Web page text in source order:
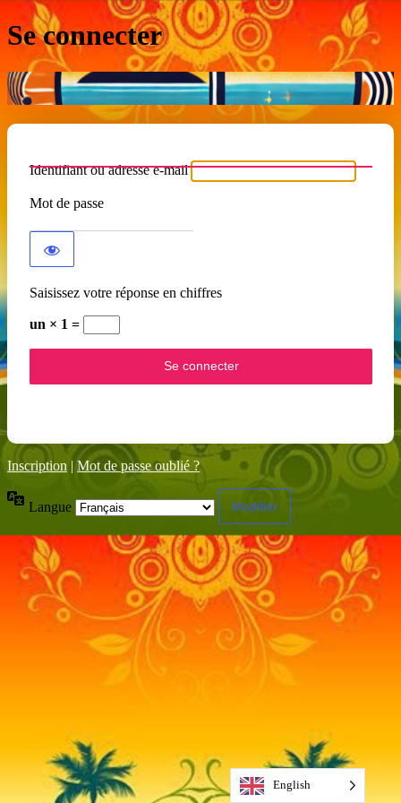
Se connecter
Identifiant ou adresse e-mail
Mot de passe
Saisissez votre réponse en chiffres
un × 1 =
Inscription | Mot de passe oublié ?
Langue
English